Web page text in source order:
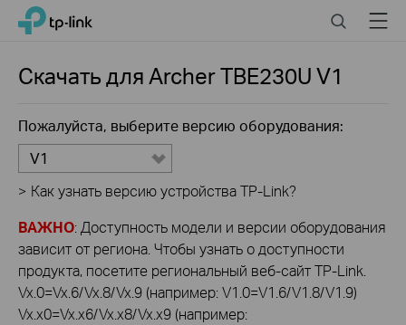
Click
navigation
TP-Link, Reliably Smart SearchMenu
Скачать дляArcher TBE230UV1
Пожалуйста, выберите версию оборудования:
V1
> Как узнать версию устройства TP-Link?
ВАЖНО: Доступность модели и версии оборудования
зависит от региона. Чтобы узнать о доступности
продукта, посетите региональный веб-сайт TP-Link.
Vx.0=Vx.6/Vx.8/Vx.9 (например: V1.0=V1.6/V1.8/V1.9)
Vx.x0=Vx.x6/Vx.x8/Vx.x9 (например: